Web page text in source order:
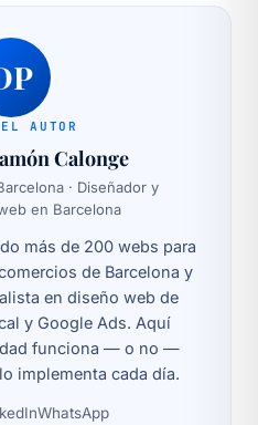
AUTOR
Calonge
· Diseñador y
en Barcelona
más de 200 webs para
de Barcelona y
en diseño web de
y Google Ads. Aquí
funciona — o no —
implementa cada día.
WhatsApp